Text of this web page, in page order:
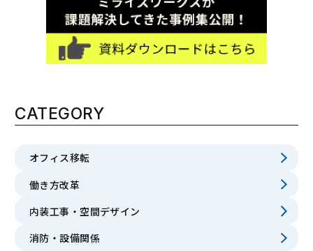
CATEGORY
オフィス移転
働き方改革
内装工事・空間デザイン
消防・設備関係